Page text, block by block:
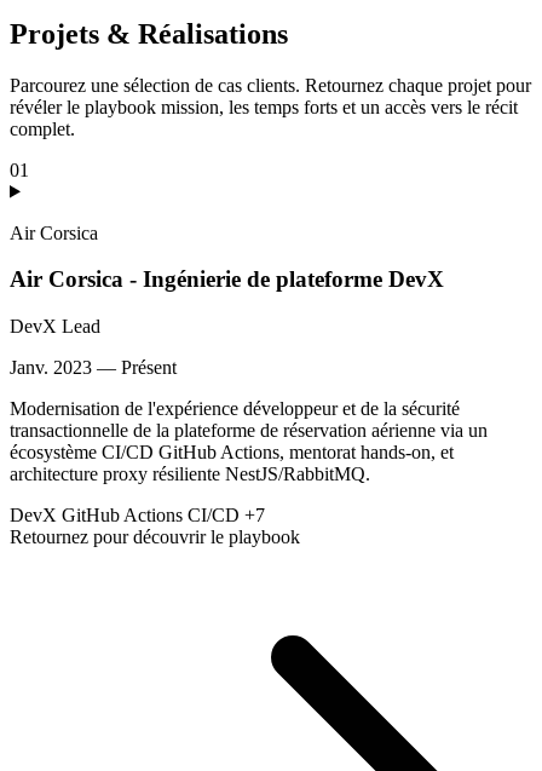
Projets & Réalisations
Parcourez une sélection de cas clients. Retournez chaque projet pour
révéler le playbook mission, les temps forts et un accès vers le récit
complet.
01
Air Corsica
Air Corsica - Ingénierie de plateforme DevX
DevX Lead
Janv. 2023 — Présent
Modernisation de l'expérience développeur et de la sécurité
transactionnelle de la plateforme de réservation aérienne via un
écosystème CI/CD GitHub Actions, mentorat hands-on, et
architecture proxy résiliente NestJS/RabbitMQ.
DevX GitHub Actions CI/CD +7
Retournez pour découvrir le playbook